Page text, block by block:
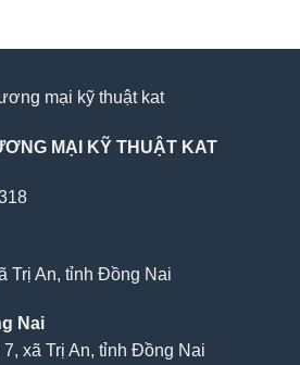
MẠI KỸ THUẬT KAT
Trị An, tỉnh Đồng Nai
Nai
xã Trị An, tỉnh Đồng Nai